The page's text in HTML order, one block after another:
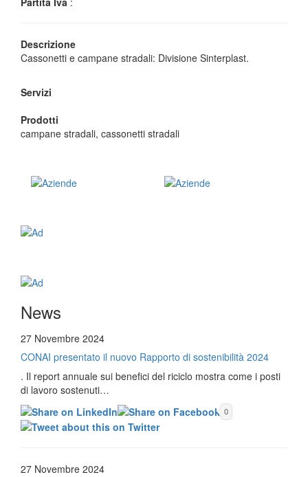
Descrizione
Cassonetti e campane stradali: Divisione Sinterplast.
Servizi
Prodotti
campane stradali, cassonetti stradali
News
27 Novembre 2024
CONAI presentato il nuovo Rapporto di sostenibilità 2024
. Il report annuale sui benefici del riciclo mostra come i posti
di lavoro sostenuti…
0
27 Novembre 2024